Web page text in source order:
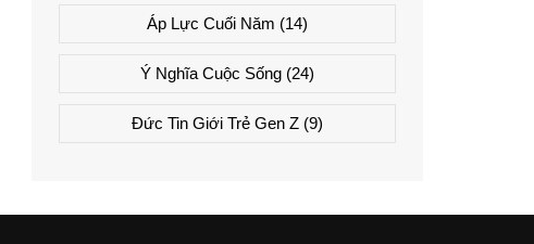
Áp Lực Cuối Năm (14)
Ý Nghĩa Cuộc Sống (24)
Đức Tin Giới Trẻ Gen Z (9)